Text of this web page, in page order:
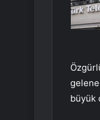
büyük